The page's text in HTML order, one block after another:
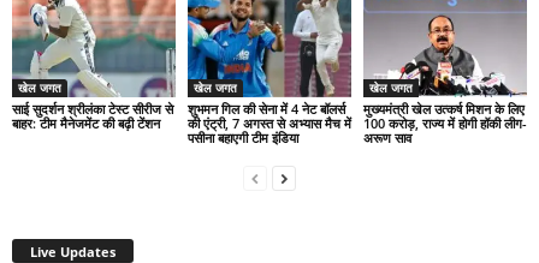
खेल जगत
साई सुदर्शन श्रीलंका टेस्ट सीरीज से
बाहर: टीम मैनेजमेंट की बढ़ी टेंशन
खेल जगत
शुभमन गिल की सेना में 4 नेट बॉलर्स
की एंट्री, 7 अगस्त से अभ्यास मैच में
पसीना बहाएगी टीम इंडिया
खेल जगत
मुख्यमंत्री खेल उत्कर्ष मिशन के लिए
100 करोड़, राज्य में होगी हॉकी लीग-
अरूण साव
Live Updates